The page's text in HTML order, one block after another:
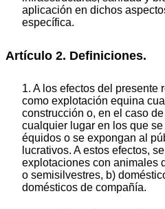
aplicación en dichos
específica.
Artículo 2. Definiciones.
1. A los efectos del presente
como explotación equina
construcción o, en el caso
cualquier lugar en los que
équidos o se expongan al
lucrativos. A estos efectos,
explotaciones con animales
o semisilvestres, b)
domésticos de compañía.